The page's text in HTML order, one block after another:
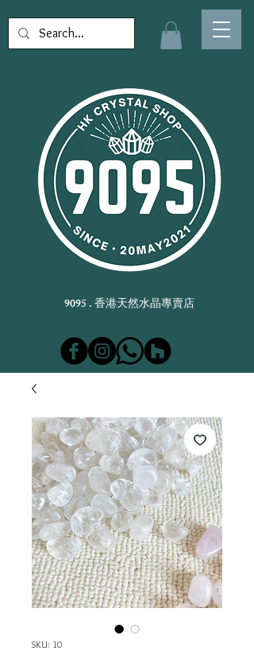
9095 . 香港天然水晶專賣店
SKU: 10